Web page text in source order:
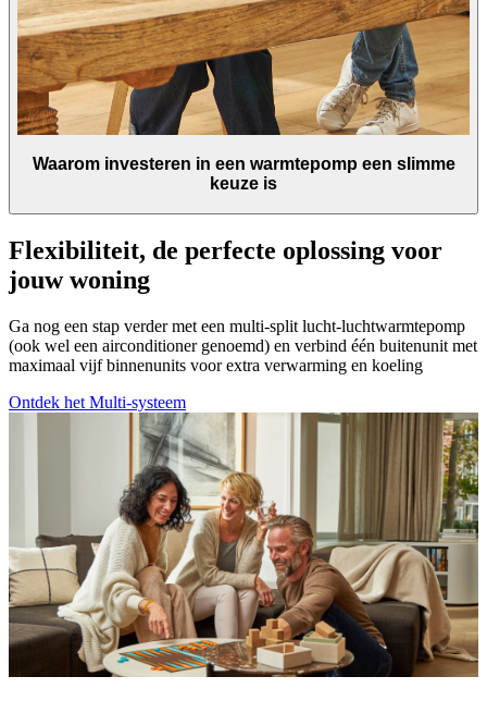
Waarom investeren in een warmtepomp een slimme
keuze is
Flexibiliteit, de perfecte oplossing voor
jouw woning
Ga nog een stap verder met een multi-split lucht-luchtwarmtepomp
(ook wel een airconditioner genoemd) en verbind één buitenunit met
maximaal vijf binnenunits voor extra verwarming en koeling
Ontdek het Multi-systeem